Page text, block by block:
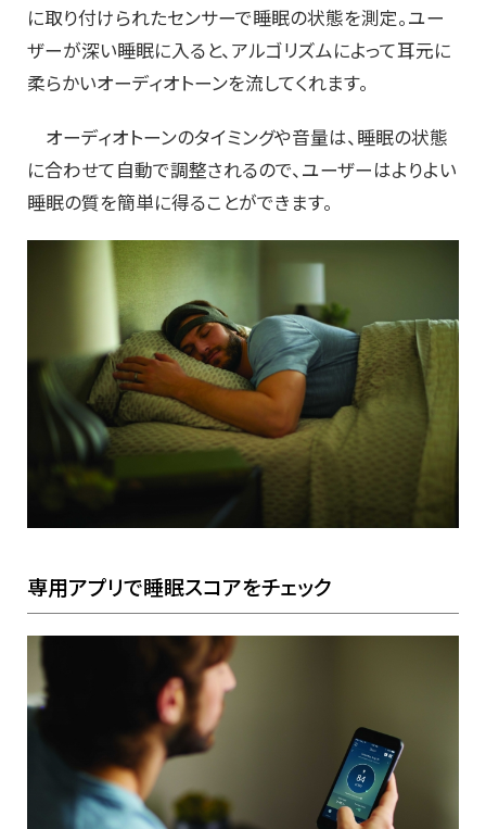
に取り付けられたセンサーで睡眠の状態を測定。ユー
ザーが深い睡眠に入ると、アルゴリズムによって耳元に
柔らかいオーディオトーンを流してくれます。
オーディオトーンのタイミングや音量は、睡眠の状態
に合わせて自動で調整されるので、ユーザーはよりよい
睡眠の質を簡単に得ることができます。
専用アプリで睡眠スコアをチェック